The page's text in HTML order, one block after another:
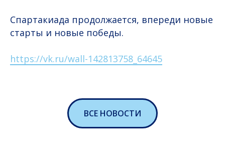
Спартакиада продолжается, впереди новые
старты и новые победы.
https://vk.ru/wall-142813758_64645
ВСЕ НОВОСТИ